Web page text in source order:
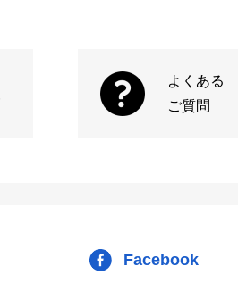
よくある
ご質問
Facebook